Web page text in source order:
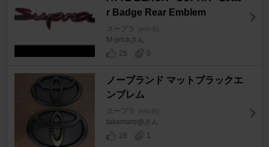
r Badge Rear Emblem
スープラ [A90系]
M-prickさん
25
0
ノーブランド マットブラックエ
ンブレム
スープラ [A90系]
takamaro@さん
28
1